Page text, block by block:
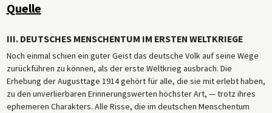
Quelle
III. DEUTSCHES MENSCHENTUM IM ERSTEN WELTKRIEGE
Noch einmal schien ein guter Geist das deutsche Volk auf seine Wege
zurückführen zu können, als der erste Weltkrieg ausbrach. Die
Erhebung der Augusttage 1914 gehört für alle, die sie mit erlebt haben,
zu den unverlierbaren Erinnerungswerten höchster Art, — trotz ihres
ephemeren Charakters. Alle Risse, die im deutschen Menschentum